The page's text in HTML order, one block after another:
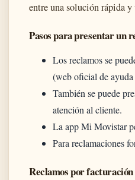
entre una solución rápida y
Pasos para presentar un
Los reclamos se
(web oficial de
También se puede
atención al cliente.
La app Mi Movistar
Para reclamaciones
Reclamos por facturación